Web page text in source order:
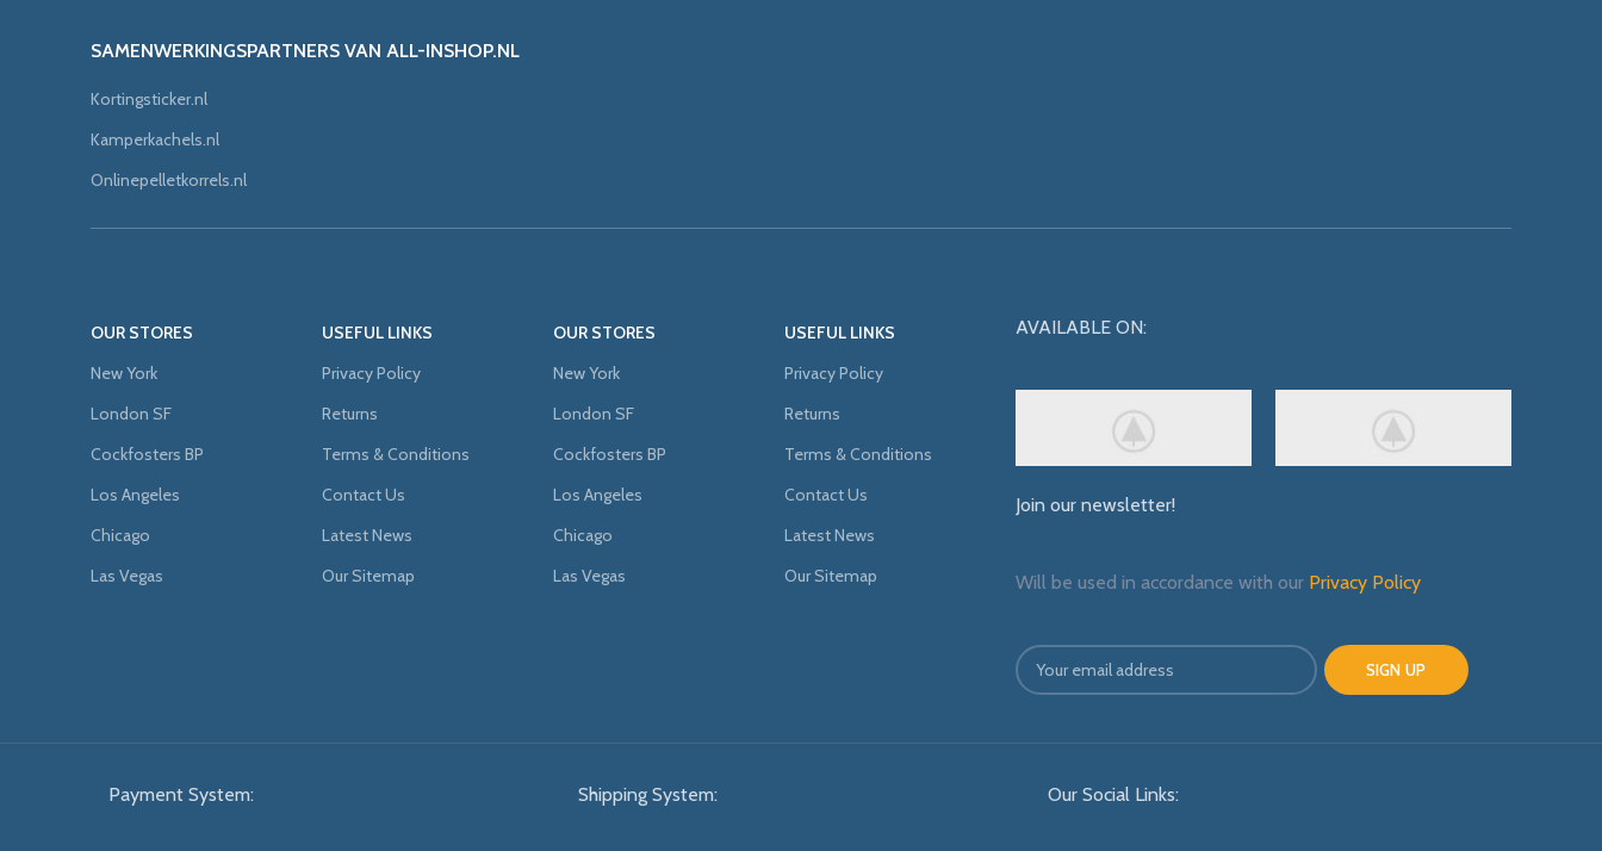
SAMENWERKINGSPARTNERS VAN ALL-INSHOP.NL
Kortingsticker.nl
Kamperkachels.nl
Onlinepelletkorrels.nl
OUR STORES
New York
London SF
Cockfosters BP
Los Angeles
Chicago
Las Vegas
USEFUL LINKS
Privacy Policy
Returns
Terms & Conditions
Contact Us
Latest News
Our Sitemap
OUR STORES
New York
London SF
Cockfosters BP
Los Angeles
Chicago
Las Vegas
USEFUL LINKS
Privacy Policy
Returns
Terms & Conditions
Contact Us
Latest News
Our Sitemap
AVAILABLE ON:
Join our newsletter!
Will be used in accordance with our Privacy Policy
Payment System: Shipping System: Our Social Links: